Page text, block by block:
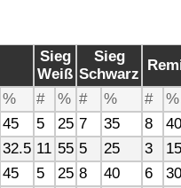
Sieg
Weiß
Sieg
Schwarz
% # % # % #
%
45 5 25 7 35 8
40
32.5 11 55 5 25 3
15
45 5 25 8 40 6
30